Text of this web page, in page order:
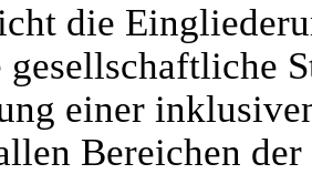
die
gesellschaftliche
einer
Bereichen